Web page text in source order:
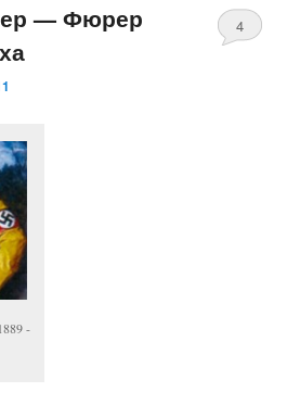
— Фюрер
4
-